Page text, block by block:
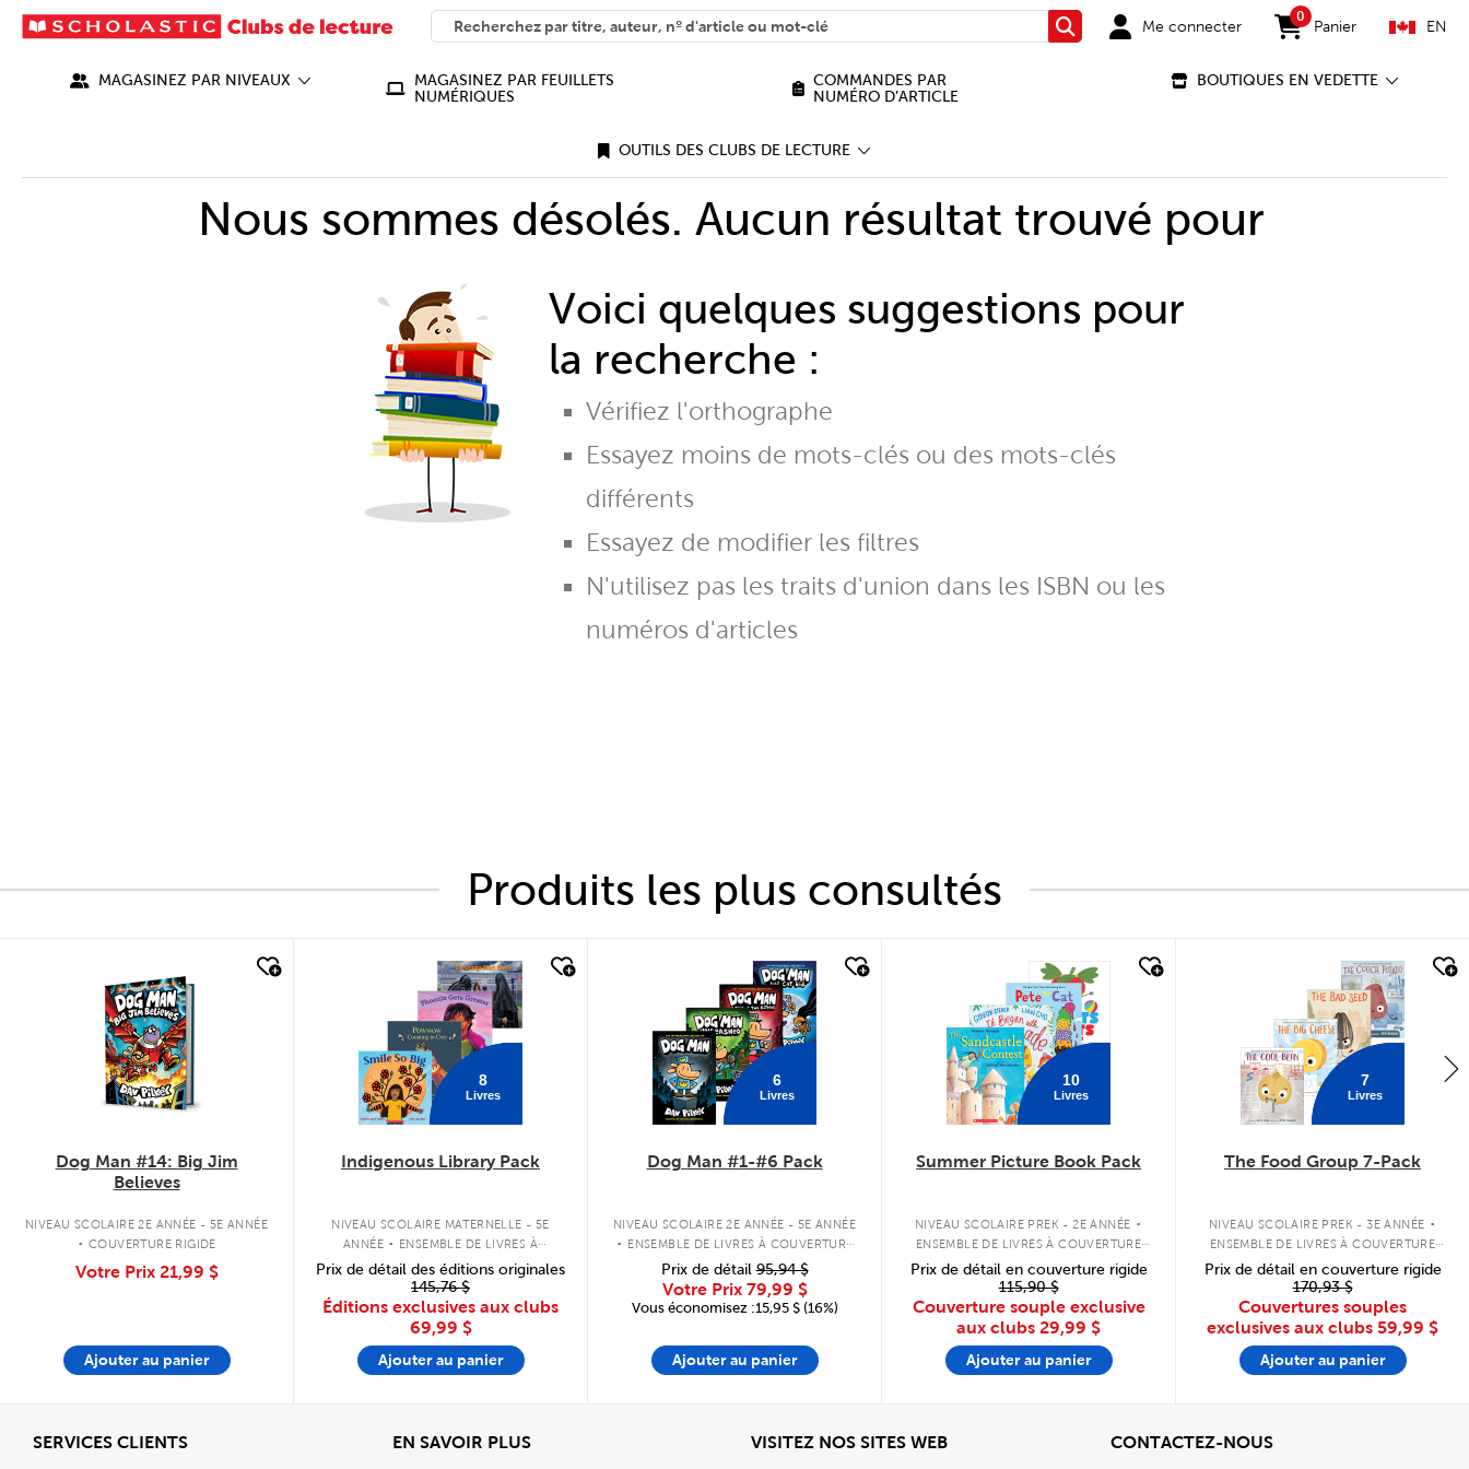
SEARCH
What can we help you find?
RechercherMe connecter
0
items in cart
Panier EN
MAGASINEZ PAR NIVEAUX
MAGASINEZ PAR FEUILLETS
NUMÉRIQUES
COMMANDES PAR
NUMÉRO D’ARTICLE
BOUTIQUES EN VEDETTE
OUTILS DES CLUBS DE LECTURE
Nous sommes désolés. Aucun résultat trouvé pour
Voici quelques suggestions pour
la recherche :
Vérifiez l'orthographe
Essayez moins de mots-clés ou des mots-clés
différents
Essayez de modifier les filtres
N'utilisez pas les traits d'union dans les ISBN ou les
numéros d'articles
Produits les plus consultés
Dog Man #14: Big Jim
Believes
NIVEAU SCOLAIRE 2E ANNÉE - 5E ANNÉE
. COUVERTURE RIGIDE
Votre Prix 21,99 $
Ajouter au panier
8
Livres
Indigenous Library Pack
NIVEAU SCOLAIRE MATERNELLE - 5E
ANNÉE . ENSEMBLE DE LIVRES À
COUVERTURE SOUPLE
Prix de détail des éditions originales
145,76 $
Éditions exclusives aux clubs
69,99 $
Ajouter au panier
6
Livres
Dog Man #1-#6 Pack
NIVEAU SCOLAIRE 2E ANNÉE - 5E ANNÉE
. ENSEMBLE DE LIVRES À COUVERTURE
RIGIDE
Prix de détail95,94 $
Votre Prix 79,99 $
Vous économisez :15,95 $ (16%)
Ajouter au panier
10
Livres
Summer Picture Book Pack
NIVEAU SCOLAIRE PREK - 2E ANNÉE .
ENSEMBLE DE LIVRES À COUVERTURE
Prix de détail en couverture rigide
115,90 $
Couverture souple exclusive
aux clubs 29,99 $
Ajouter au panier
7
Livres
The Food Group 7-Pack
NIVEAU SCOLAIRE PREK - 3E ANNÉE .
ENSEMBLE DE LIVRES À COUVERTURE
Prix de détail en couverture rigide
170,93 $
Couvertures souples
exclusives aux clubs 59,99 $
Ajouter au panier
SERVICES CLIENTSAfficher EN SAVOIR PLUSView VISITEZ NOS SITES WEBAfficher CONTACTEZ-NOUSView